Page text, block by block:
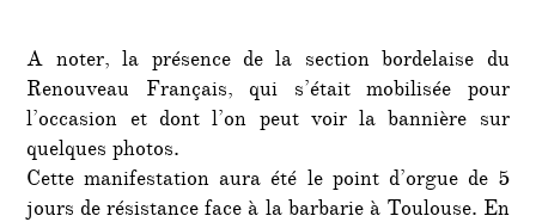
A noter, la présence de la section bordelaise du
Renouveau Français, qui s’était mobilisée pour
l’occasion et dont l’on peut voir la bannière sur
quelques photos.
Cette manifestation aura été le point d’orgue de 5
jours de résistance face à la barbarie à Toulouse. En